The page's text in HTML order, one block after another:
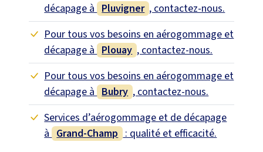
décapage à Pluvigner , contactez-nous.
Pour tous vos besoins en aérogommage et
décapage à Plouay , contactez-nous.
Pour tous vos besoins en aérogommage et
décapage à Bubry , contactez-nous.
Services d’aérogommage et de décapage
à Grand-Champ : qualité et efficacité.